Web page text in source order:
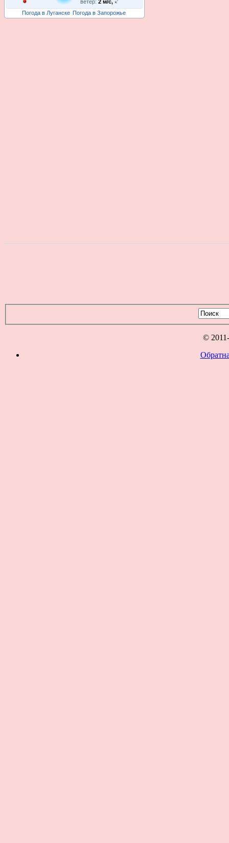
ветер: 2 м/с,
Погода в Луганске Погода в Запорожье
©